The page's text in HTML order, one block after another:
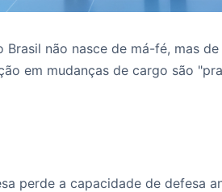
não nasce de má-fé, mas
em mudanças de cargo são
perde a capacidade de defesa